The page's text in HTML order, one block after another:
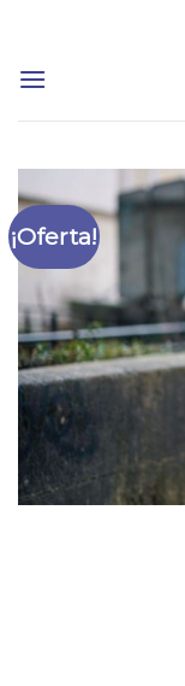
contenido
¡Oferta!